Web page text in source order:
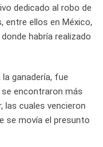
dedicado al robo de
entre ellos en México,
habría realizado
ganadería, fue
encontraron más
las cuales vencieron
se movía el presunto